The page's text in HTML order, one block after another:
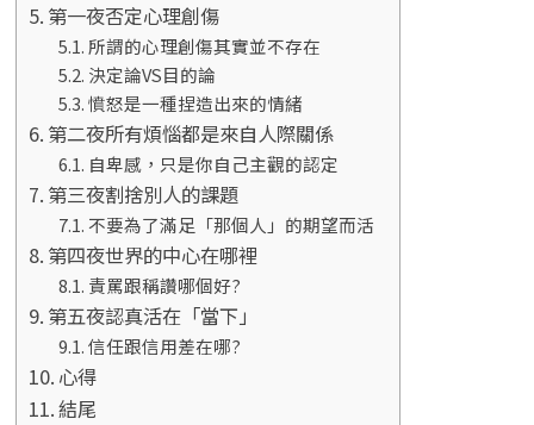
第一夜否定心理創傷
所謂的心理創傷其實並不存在
決定論VS目的論
憤怒是一種捏造出來的情緒
第二夜所有煩惱都是來自人際關係
自卑感，只是你自己主觀的認定
第三夜割捨別人的課題
不要為了滿足「那個人」的期望而活
第四夜世界的中心在哪裡
責罵跟稱讚哪個好?
第五夜認真活在「當下」
信任跟信用差在哪?
心得
結尾